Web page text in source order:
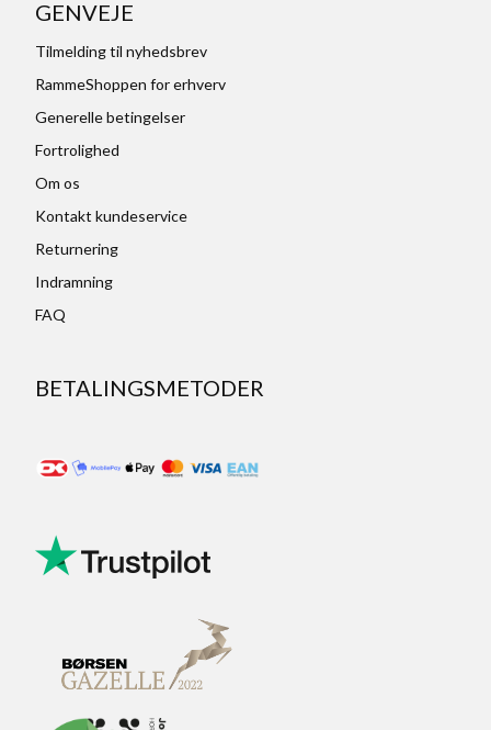
GENVEJE
Tilmelding til nyhedsbrev
RammeShoppen for erhverv
Generelle betingelser
Fortrolighed
Om os
Kontakt kundeservice
Returnering
Indramning
FAQ
BETALINGSMETODER